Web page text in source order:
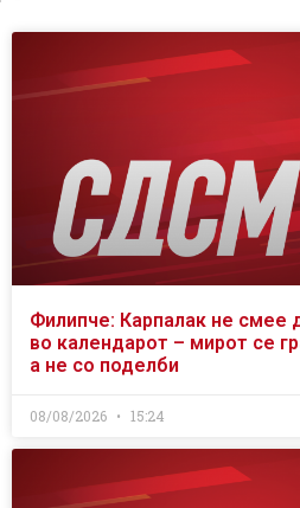
Филипче: Карпалак не смее
во календарот – мирот се
а не со поделби
08/08/2026 15:24